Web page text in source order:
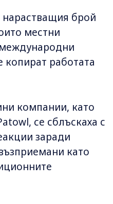
брой
местни
работата
компании, като
се сблъскаха с
заради
като